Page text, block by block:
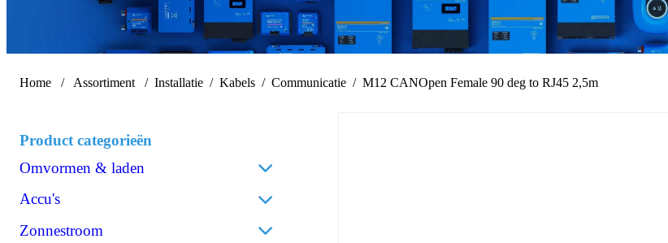
Home Assortiment Installatie Kabels Communicatie M12 CANOpen Female 90 deg to RJ45 2,5m
Product categorieën
Omvormen & laden
Acculaders
Accu's
Lithium
Zonnestroom